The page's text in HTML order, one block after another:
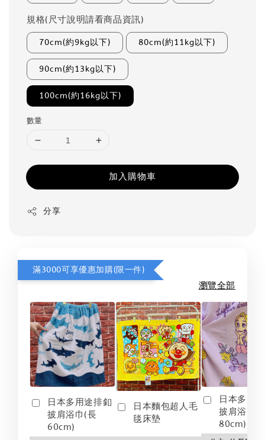
規格(尺寸說明請看商品資訊)
70cm(約9kg以下) 80cm(約11kg以下)
90cm(約13kg以下)
100cm(約16kg以下)
數量
加入購物車
分享
滿3000可享優惠加購(限一件)
瀏覽全部
日本多用途排釦
披肩浴巾(長
60cm)
日本麵包超人毛
毯床墊
日本多用
披肩浴巾(
80cm)